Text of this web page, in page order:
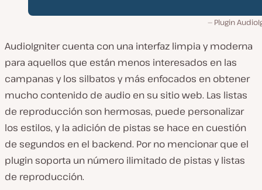
Plugin
AudioIgniter cuenta con una interfaz limpia y moderna
para aquellos que están menos interesados en las
campanas y los silbatos y más enfocados en obtener
mucho contenido de audio en su sitio web. Las listas
de reproducción son hermosas, puede personalizar
los estilos, y la adición de pistas se hace en cuestión
de segundos en el backend. Por no mencionar que el
plugin soporta un número ilimitado de pistas y listas
de reproducción.